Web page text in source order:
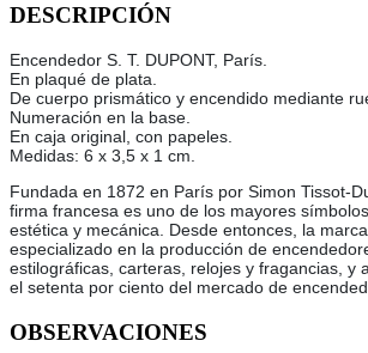
DESCRIPCIÓN
Encendedor S. T. DUPONT, París.
En plaqué de plata.
De cuerpo prismático y encendido mediante
Numeración en la base.
En caja original, con papeles.
Medidas: 6 x 3,5 x 1 cm.
Fundada en 1872 en París por Simon Tissot-
firma francesa es uno de los mayores
estética y mecánica. Desde entonces, la
especializado en la producción de
estilográficas, carteras, relojes y fragancias, y
el setenta por ciento del mercado de
OBSERVACIONES